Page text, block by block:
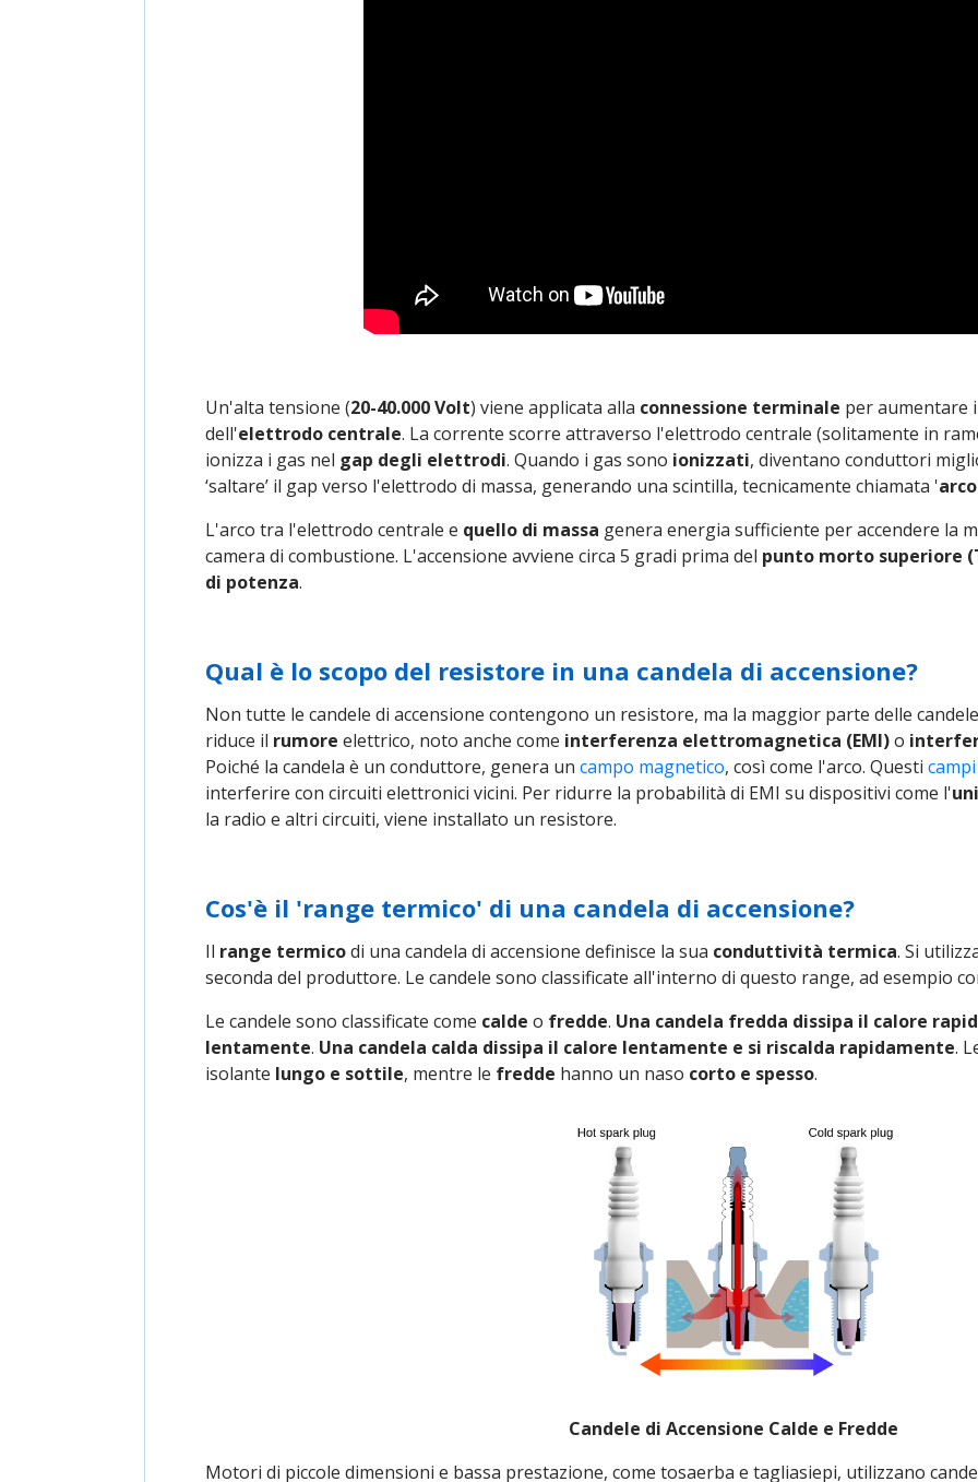
Un'alta tensione (20-40.000 Volt) viene applicata alla connessione terminale per aumentare
dell'elettrodo centrale. La corrente scorre attraverso l'elettrodo centrale (solitamente in
ionizza i gas nel gap degli elettrodi. Quando i gas sono ionizzati, diventano conduttori
‘saltare’ il gap verso l'elettrodo di massa, generando una scintilla, tecnicamente chiamata 'arco
L'arco tra l'elettrodo centrale e quello di massa genera energia sufficiente per accendere la
camera di combustione. L'accensione avviene circa 5 gradi prima del punto morto superiore
di potenza.
Qual è lo scopo del resistore in una candela di accensione?
Non tutte le candele di accensione contengono un resistore, ma la maggior parte delle
riduce il rumore elettrico, noto anche come interferenza elettromagnetica (EMI)o
Poiché la candela è un conduttore, genera un campo magnetico, così come l'arco. Questi
interferire con circuiti elettronici vicini. Per ridurre la probabilità di EMI su dispositivi come l'
la radio e altri circuiti, viene installato un resistore.
Cos'è il 'range termico' di una candela di accensione?
Il range termicodi una candela di accensione definisce la sua conduttività termica. Si
seconda del produttore. Le candele sono classificate all'interno di questo range, ad esempio
Le candele sono classificate come calde o fredde. Una candela fredda dissipa il calore
lentamente. Una candela calda dissipa il calore lentamente e si riscalda rapidamente.
isolante lungo e sottile, mentre le fredde hanno un naso corto e spesso.
Candele di Accensione Calde e Fredde
Motori di piccole dimensioni e bassa prestazione, come tosaerba e tagliasiepi, utilizzano